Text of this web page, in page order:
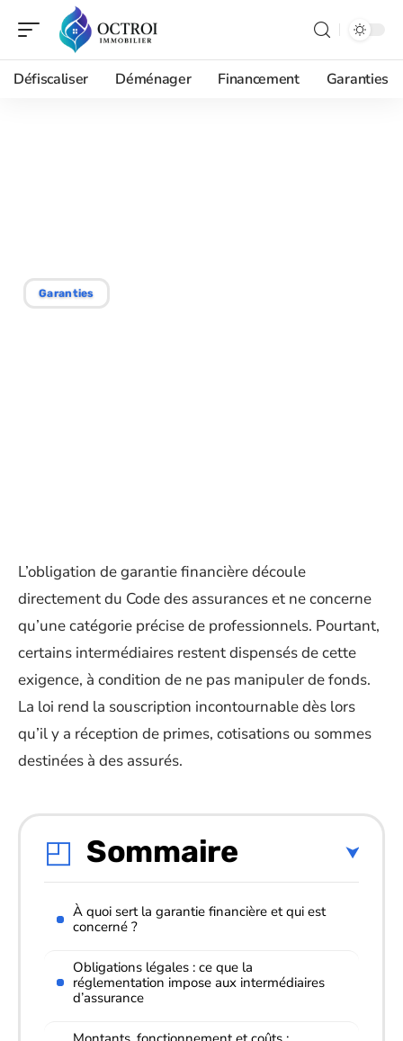
Défiscaliser Déménager Financement Garanties
Garanties
L’obligation de garantie financière découle
directement du Code des assurances et ne concerne
qu’une catégorie précise de professionnels. Pourtant,
certains intermédiaires restent dispensés de cette
exigence, à condition de ne pas manipuler de fonds.
La loi rend la souscription incontournable dès lors
qu’il y a réception de primes, cotisations ou sommes
destinées à des assurés.
Sommaire
À quoi sert la garantie financière et qui est
concerné ?
Obligations légales : ce que la
réglementation impose aux intermédiaires
d’assurance